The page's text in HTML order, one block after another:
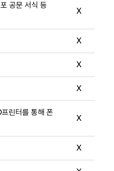
공문 서식 등
X
X
X
X
린터를 통해 폰
X
X